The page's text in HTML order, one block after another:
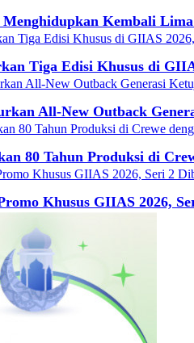
Kembali
Tiga Edisi Khusus di
All-New Outback
80 Tahun Produksi di
Khusus GIIAS 2026,